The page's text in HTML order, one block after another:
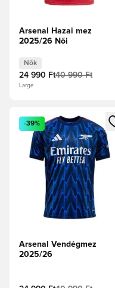
Arsenal Hazai mez
2025/26 Női
Nők
24 990 Ft40 990 Ft
Large
Megnyit egy modált a
-39%
Arsenal Vendégmez
2025/26